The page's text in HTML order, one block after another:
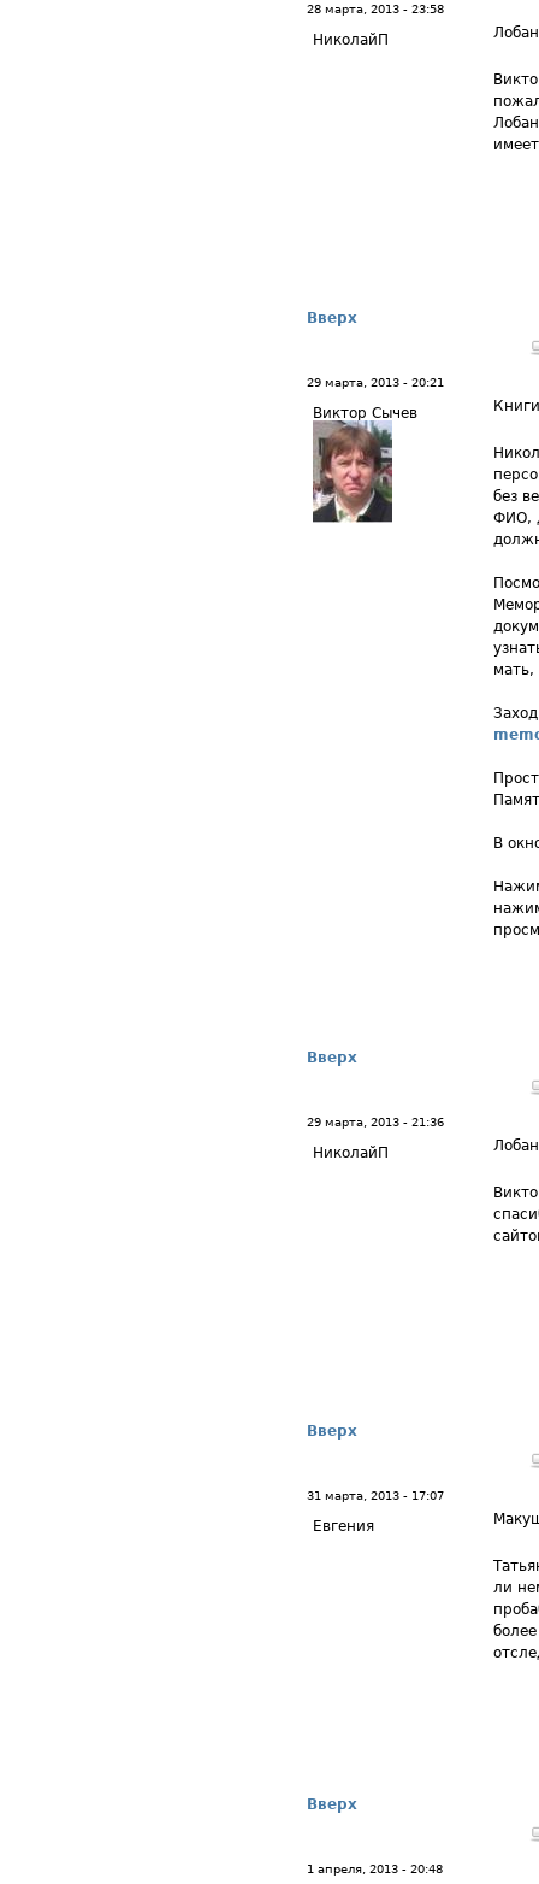
28 марта, 2013 - 23:58
НиколайП
Вверх
29 марта, 2013 - 20:21
Виктор Сычев
без
ФИО,
мать,
В
Вверх
29 марта, 2013 - 21:36
НиколайП
Вверх
31 марта, 2013 - 17:07
Евгения
ли
Вверх
1 апреля, 2013 - 20:48